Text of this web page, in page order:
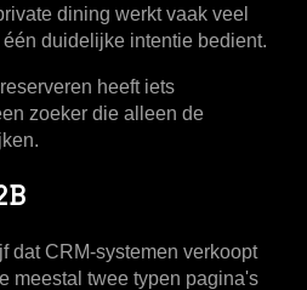
dining werkt vaak veel
duidelijke intentie bedient.
heeft iets
zoeker die alleen de
dat CRM-systemen verkoopt
meestal twee typen pagina's